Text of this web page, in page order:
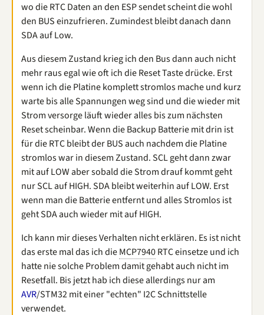
wo die RTC Daten an den ESP sendet scheint die wohl
den BUS einzufrieren. Zumindest bleibt danach dann
SDA auf Low.
Aus diesem Zustand krieg ich den Bus dann auch nicht
mehr raus egal wie oft ich die Reset Taste drücke. Erst
wenn ich die Platine komplett stromlos mache und kurz
warte bis alle Spannungen weg sind und die wieder mit
Strom versorge läuft wieder alles bis zum nächsten
Reset scheinbar. Wenn die Backup Batterie mit drin ist
für die RTC bleibt der BUS auch nachdem die Platine
stromlos war in diesem Zustand. SCL geht dann zwar
mit auf LOW aber sobald die Strom drauf kommt geht
nur SCL auf HIGH. SDA bleibt weiterhin auf LOW. Erst
wenn man die Batterie entfernt und alles Stromlos ist
geht SDA auch wieder mit auf HIGH.
Ich kann mir dieses Verhalten nicht erklären. Es ist nicht
das erste mal das ich dieMCP7940RTC einsetze und ich
hatte nie solche Problem damit gehabt auch nicht im
Resetfall. Bis jetzt hab ich diese allerdings nur am
AVR/STM32 mit einer "echten" I2C Schnittstelle
verwendet.